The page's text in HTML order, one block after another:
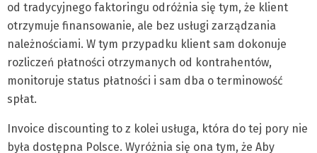
od tradycyjnego faktoringu odróżnia się tym, że klient
otrzymuje finansowanie, ale bez usługi zarządzania
należnościami. W tym przypadku klient sam dokonuje
rozliczeń płatności otrzymanych od kontrahentów,
monitoruje status płatności i sam dba o terminowość
spłat.
Invoice discounting to z kolei usługa, która do tej pory nie
była dostępna Polsce. Wyróżnia się ona tym, że Aby